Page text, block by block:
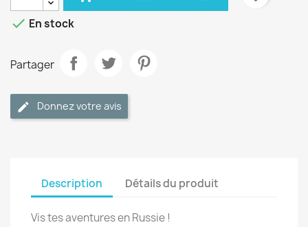
 En stock
Partager
Donnez votre avis
Description Détails du produit
Vis tes aventures en Russie !